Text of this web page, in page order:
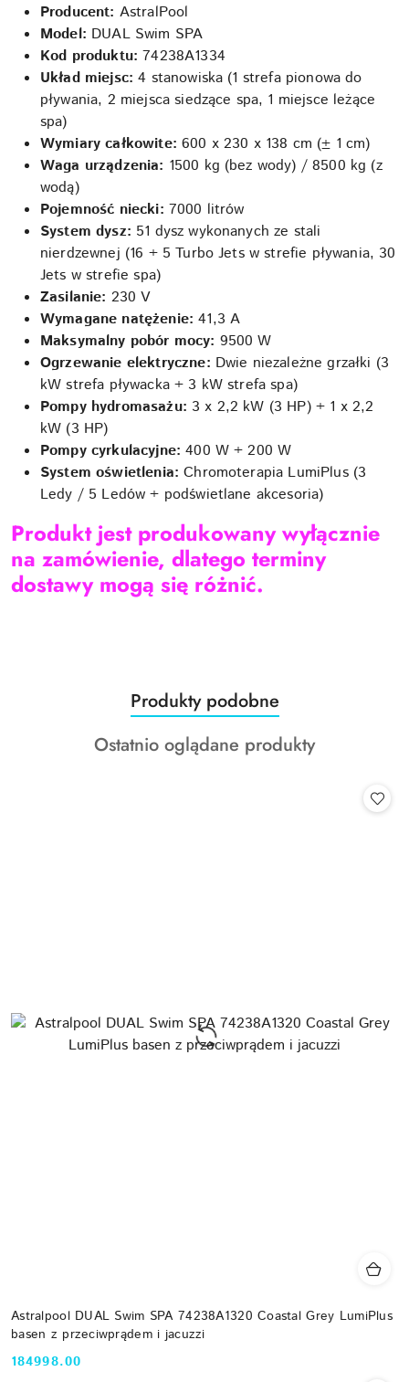
Producent: AstralPool
Model: DUAL Swim SPA
Kod produktu:74238A1334
Układ miejsc:4 stanowiska (1 strefa pionowa do
pływania, 2 miejsca siedzące spa, 1 miejsce leżące
spa)
Wymiary całkowite: 600 x 230 x 138 cm (± 1 cm)
Waga urządzenia: 1500 kg (bez wody) / 8500 kg (z
wodą)
Pojemność niecki: 7000 litrów
System dysz: 51 dysz wykonanych ze stali
nierdzewnej (16 + 5 Turbo Jets w strefie pływania, 30
Jets w strefie spa)
Zasilanie: 230 V
Wymagane natężenie:41,3 A
Maksymalny pobór mocy: 9500 W
Ogrzewanie elektryczne: Dwie niezależne grzałki (3
kW strefa pływacka + 3 kW strefa spa)
Pompy hydromasażu: 3 x 2,2 kW (3 HP) + 1 x 2,2
kW (3 HP)
Pompy cyrkulacyjne: 400 W + 200 W
System oświetlenia: Chromoterapia LumiPlus (3
Ledy / 5 Ledów + podświetlane akcesoria)
Produkt jest produkowany wyłącznie
na zamówienie, dlatego terminy
dostawy mogą się różnić.
Pomiń karuzelę produktów
Produkty
o
statusie:
Produkty podobne
Produkty
Ostatnio oglądane produkty
Astralpool DUAL Swim SPA 74238A1320 Coastal Grey LumiPlus
basen z przeciwprądem i jacuzzi
Cena:
184998.00